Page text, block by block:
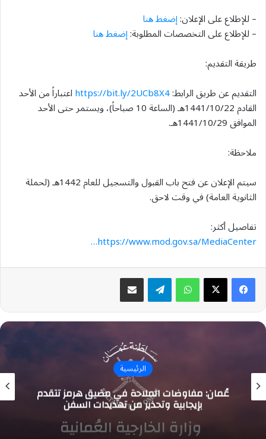
– للإطلاع على الإعلان:إضغط هنا
– للإطلاع على التخصصات المطلوبة:إضغط هنا
طريقة التقديم:
التقديم عن طريق الرابط:https://bit.ly/2UCb8X4اعتباراً من الأحد
القادم 1441/10/22هـ (الساعة 10 صباحاً)، ويستمر حتى الأحد
الموافق 1441/10/29هـ.
ملاحظة:
سيتم الإعلان عن فتح باب القبول والتسجيل للعام 1442هـ (لحملة
الثانوية العامة) في وقت لاحق.
تفاصيل أكثر:
https://www.mod.gov.sa/MediaCenter…
واتسابتيلقرام مشاركة عبر البريد
الرئيسية
عُمان: مفاوضات الملاحة في مضيق هرمز تتقدم
بإيجابية وتحذير من تهديدات السفن